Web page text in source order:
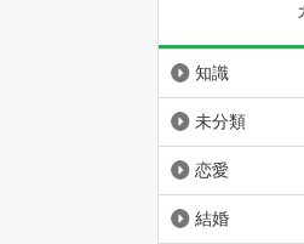
知識
未分類
恋愛
結婚